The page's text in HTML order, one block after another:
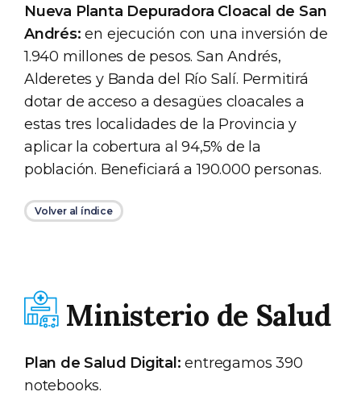
Nueva Planta Depuradora Cloacal de San
Andrés: en ejecución con una inversión de
1.940 millones de pesos. San Andrés,
Alderetes y Banda del Río Salí. Permitirá
dotar de acceso a desagües cloacales a
estas tres localidades de la Provincia y
aplicar la cobertura al 94,5% de la
población. Beneficiará a 190.000 personas.
Volver al índice
Ministerio de Salud
Plan de Salud Digital: entregamos 390
notebooks.